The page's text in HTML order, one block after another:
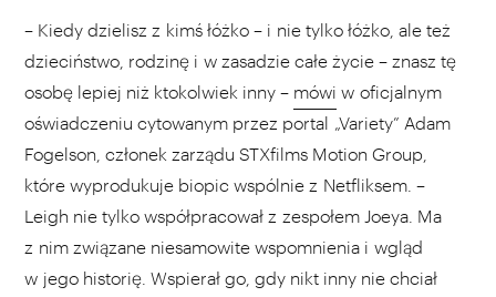
– Kiedy dzielisz z kimś łóżko – i nie tylko łóżko, ale też
dzieciństwo, rodzinę i w zasadzie całe życie – znasz tę
osobę lepiej niż ktokolwiek inny – mówi w oficjalnym
oświadczeniu cytowanym przez portal „Variety” Adam
Fogelson, członek zarządu STXfilms Motion Group,
które wyprodukuje biopic wspólnie z Netfliksem. –
Leigh nie tylko współpracował z zespołem Joeya. Ma
z nim związane niesamowite wspomnienia i wgląd
w jego historię. Wspierał go, gdy nikt inny nie chciał